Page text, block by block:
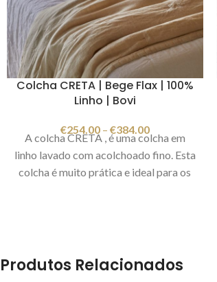
Colcha CRETA | Bege Flax | 100%
Linho | Bovi
€254.00 – €384.00
A colcha CRETA , é uma colcha em
linho lavado com acolchoado fino. Esta
colcha é muito prática e ideal para os
bem em cima dos edredons ou como
tapa pés. Temopçãode comprar a
Produtos Relacionados